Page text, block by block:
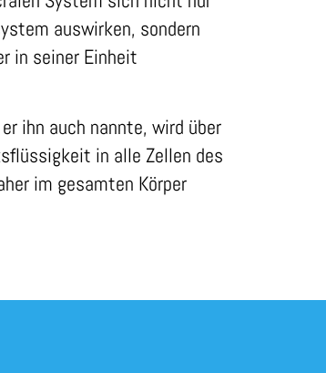
auswirken, sondern
in seiner Einheit
ihn auch nannte, wird über
in alle Zellen des
im gesamten Körper